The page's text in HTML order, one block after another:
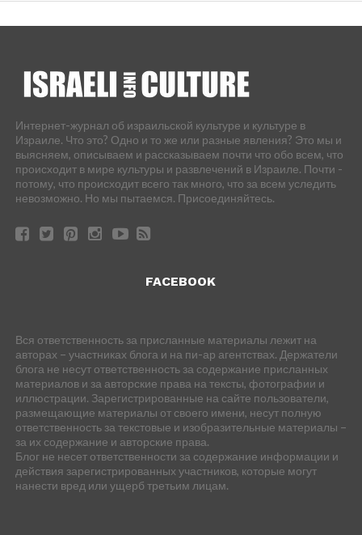
Интернет-журнал об израильской культуре и культуре в
Израиле. Что это? Одно и то же или разные явления? Это мы и
выясняем, описываем и рассказываем почти что обо всем, что
происходит в мире культуры и развлечений в Израиле. Почти -
потому, что происходит всего так много, что за всем уследить
невозможно. Но мы пытаемся. Присоединяйтесь.
FACEBOOK
Вся ответственность за присланные материалы лежит на
авторах – участниках блога и на пи-ар агентствах. Держатели
блога не несут ответственность за содержание присланных
материалов и за авторские права на тексты, фотографии и
иллюстрации. Зарегистрированные на сайте пользователи,
размещающие материалы от своего имени, несут полную
ответственность за текстовые и изобразительные материалы –
за их содержание и авторские права.
Блог не несет ответственности за содержание информации и
действия зарегистрированных участников, которые могут
нанести вред или ущерб третьим лицам.